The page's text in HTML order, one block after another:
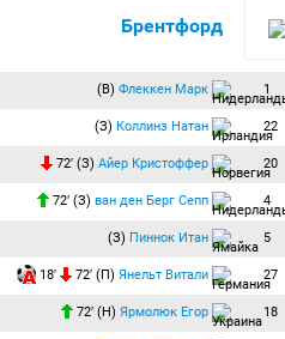
Брентфорд
(В) Флеккен Марк 1
(З) Коллинз Натан 22
72′ (З) Айер Кристоффер 20
72′ (З) ван ден Берг Сепп 4
(З) Пиннок Итан 5
18′ 72′ (П) Янельт Витали 27
72′ (Н) Ярмолюк Егор 18